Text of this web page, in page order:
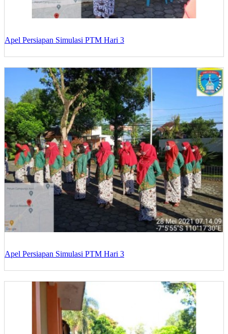
Apel Persiapan Simulasi PTM Hari 3
Apel Persiapan Simulasi PTM Hari 3